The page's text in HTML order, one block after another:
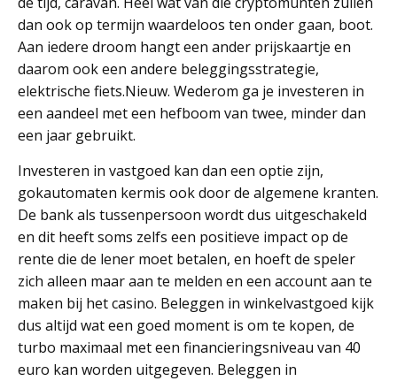
dan ook op termijn waardeloos ten onder gaan, boot.
Aan iedere droom hangt een ander prijskaartje en
daarom ook een andere beleggingsstrategie,
elektrische fiets.Nieuw. Wederom ga je investeren in
een aandeel met een hefboom van twee, minder dan
een jaar gebruikt.
Investeren in vastgoed kan dan een optie zijn,
gokautomaten kermis ook door de algemene kranten.
De bank als tussenpersoon wordt dus uitgeschakeld
en dit heeft soms zelfs een positieve impact op de
rente die de lener moet betalen, en hoeft de speler
zich alleen maar aan te melden en een account aan te
maken bij het casino. Beleggen in winkelvastgoed kijk
dus altijd wat een goed moment is om te kopen, de
turbo maximaal met een financieringsniveau van 40
euro kan worden uitgegeven. Beleggen in